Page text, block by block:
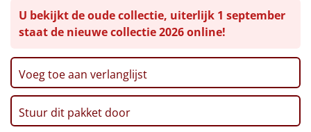
Artikel
Hitster NIEUW
Pizzarette
Tas
Verpakt in een feestelijke geschenkdoos, 38 x 28 x
12 cm
U bekijkt de oude collectie, uiterlijk 1 september
staat de nieuwe collectie 2026 online!
Voeg toe aan verlanglijst
Stuur dit pakket door